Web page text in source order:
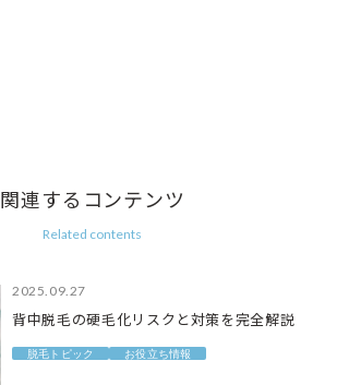
関連するコンテンツ
Related contents
2025.09.27
背中脱毛の硬毛化リスクと対策を完全解説
脱毛トピック お役立ち情報